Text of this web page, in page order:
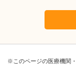
※このページの医療機関